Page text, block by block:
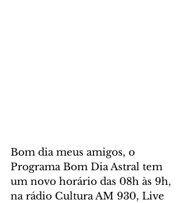
Bom dia meus amigos, o
Programa Bom Dia Astral tem
um novo horário das 08h às 9h,
na rádio Cultura AM 930, Live